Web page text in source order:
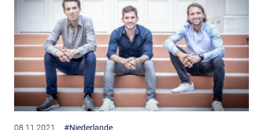
08.11.2021 #Niederlande